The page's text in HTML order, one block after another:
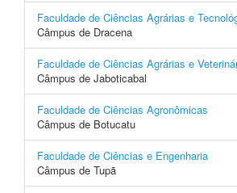
Faculdade de Ciências Agrárias e
Câmpus de Dracena
Faculdade de Ciências Agrárias e
Câmpus de Jaboticabal
Faculdade de Ciências Agronômicas
Câmpus de Botucatu
Faculdade de Ciências e Engenharia
Câmpus de Tupã